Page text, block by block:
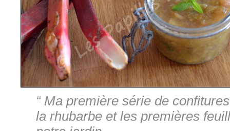
“ Ma première série de
la rhubarbe et les premières